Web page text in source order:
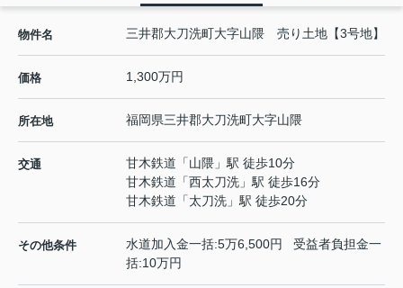
物件名 三井郡大刀洗町大字山隈 売り土地【3号地】
価格 1,300万円
所在地 福岡県三井郡大刀洗町大字山隈
交通 甘木鉄道 「山隈 」駅 徒歩10分
甘木鉄道 「西太刀洗 」駅 徒歩16分
甘木鉄道 「太刀洗 」駅 徒歩20分
その他条件
水道加入金一括:5万6,500円 受益者負担金一
括:10万円